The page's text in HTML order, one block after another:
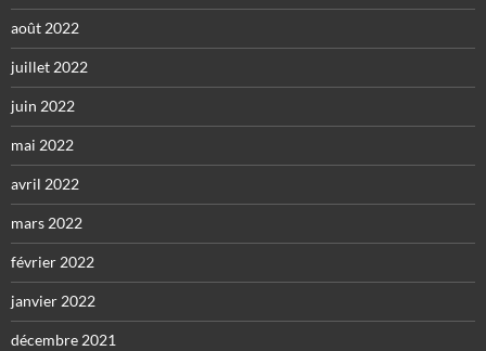
août 2022
juillet 2022
juin 2022
mai 2022
avril 2022
mars 2022
février 2022
janvier 2022
décembre 2021